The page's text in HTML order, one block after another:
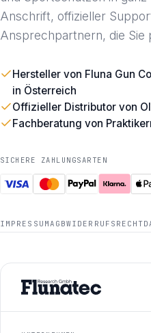
Anschrift, offizieller
Ansprechpartnern, die Sie
Hersteller von Fluna Gun
in Österreich
Offizieller Distributor von
Fachberatung von
SICHERE ZAHLUNGSARTEN
IMPRESSUM AGBWIDERRUFSRECHT